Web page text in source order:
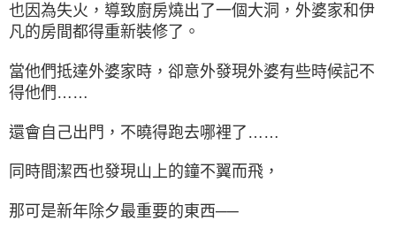
也因為失火，導致廚房燒出了一個大洞，外婆家和伊
凡的房間都得重新裝修了。
當他們抵達外婆家時，卻意外發現外婆有些時候記不
得他們……
還會自己出門，不曉得跑去哪裡了……
同時間潔西也發現山上的鐘不翼而飛，
那可是新年除夕最重要的東西──